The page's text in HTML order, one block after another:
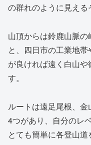
の群れのように見える
山頂からは鈴鹿山脈
と、四日市の工業地
が良ければ遠く白山
す。
ルートは遠足尾根、
4つがあり、自分のレ
とても簡単に各登山道